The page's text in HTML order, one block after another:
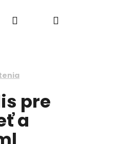
Obchodné
PrihlásenieNákupný
pre
a